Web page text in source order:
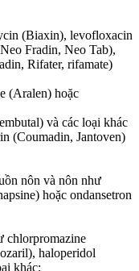
(Biaxin), levofloxacin
Fradin, Neo Tab),
Rifater, rifamate)
(Aralen) hoặc
và các loại khác
(Coumadin, Jantoven)
nôn và nôn như
hoặc ondansetron
chlorpromazine
haloperidol
khác;